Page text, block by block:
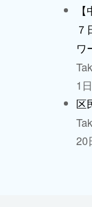
７
ワ
1日
区
20